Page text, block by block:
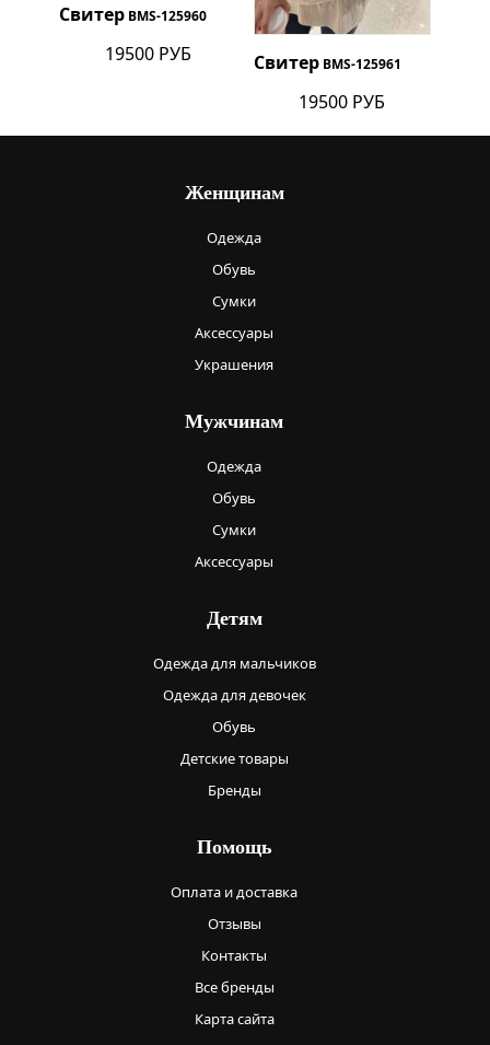
Свитер BMS-125960
19500 РУБ Свитер BMS-125961
19500 РУБ
Женщинам
Одежда
Обувь
Сумки
Аксессуары
Украшения
Мужчинам
Одежда
Обувь
Сумки
Аксессуары
Детям
Одежда для мальчиков
Одежда для девочек
Обувь
Детские товары
Бренды
Помощь
Оплата и доставка
Отзывы
Контакты
Все бренды
Карта сайта